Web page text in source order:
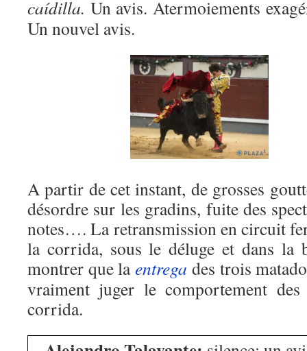
caídilla. Un avis. Atermoiements
Un nouvel avis.
A partir de cet instant, de grosses
désordre sur les gradins, fuite des
notes…. La retransmission en circuit
la corrida, sous le déluge et dans la
montrer que laentrega des trois
vraiment juger le comportement
corrida.